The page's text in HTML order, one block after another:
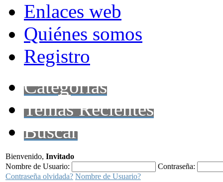
Enlaces web
Quiénes somos
Registro
Categorías
Temas Recientes
Buscar
Bienvenido, Invitado
Nombre de Usuario:
Contraseña:
Contraseña olvidada? Nombre de Usuario?